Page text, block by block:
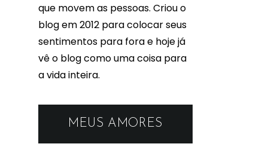
que movem as pessoas. Criou o
blog em 2012 para colocar seus
sentimentos para fora e hoje já
vê o blog como uma coisa para
a vida inteira.
MEUS AMORES